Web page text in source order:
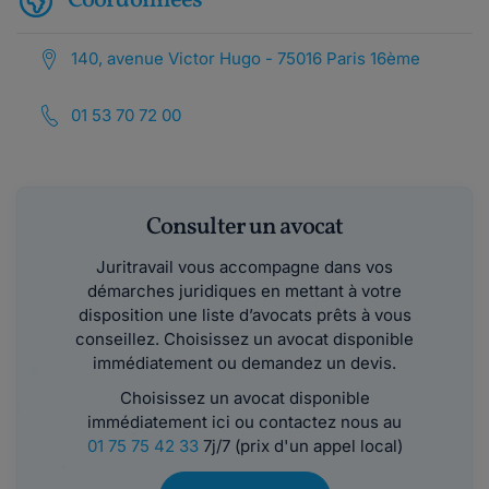
140, avenue Victor Hugo - 75016 Paris 16ème
01 53 70 72 00
Consulter un avocat
Juritravail vous accompagne dans vos
démarches juridiques en mettant à votre
disposition une liste d’avocats prêts à vous
conseillez. Choisissez un avocat disponible
immédiatement ou demandez un devis.
Choisissez un avocat disponible
immédiatement ici ou contactez nous au
01 75 75 42 337j/7 (prix d'un appel local)